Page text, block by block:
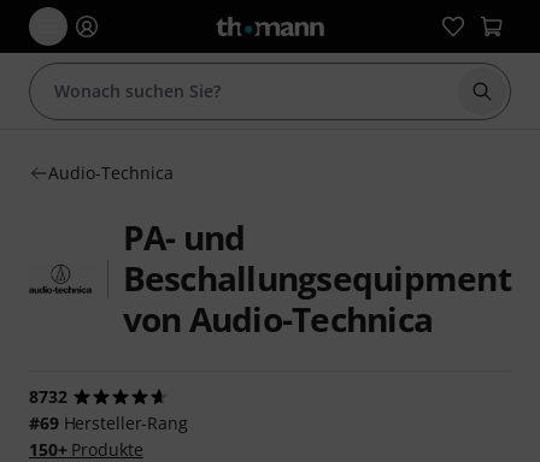
Suche
Audio-Technica
PA- und
Beschallungsequipment
von Audio-Technica
8732
#69Hersteller-Rang
150+Produkte